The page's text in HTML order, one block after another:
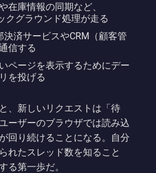
在庫情報の同期など、
クグラウンド処理が走る
決済サービスやCRM（顧客管
信する
ページを表示するためにデー
を投げる
、新しいリクエストは「待
ーザーのブラウザでは読み込
回り続けることになる。自分
れたスレッド数を知ること
る第一歩だ。